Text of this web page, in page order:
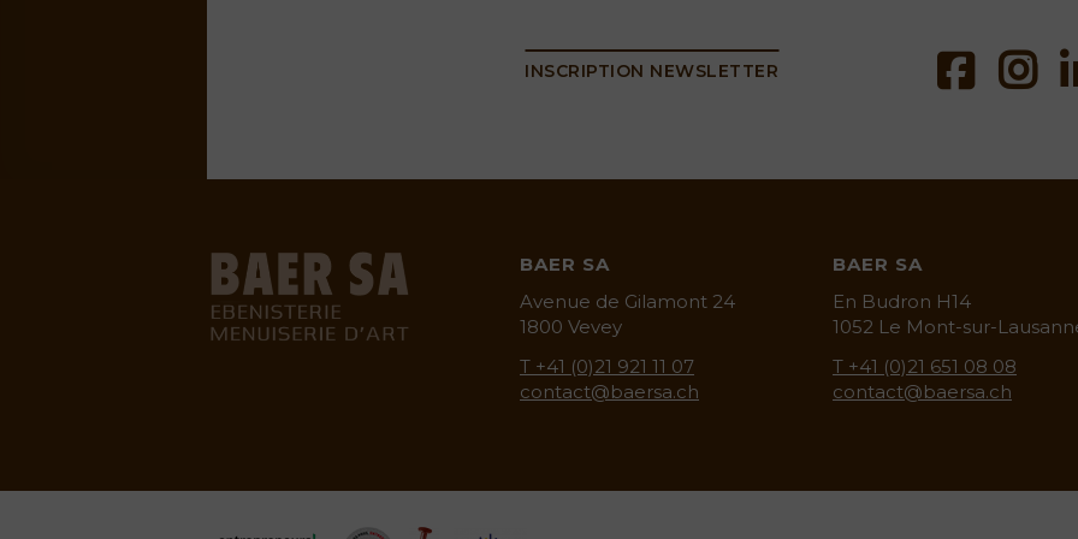
INSCRIPTION NEWSLETTER
baermenuiserie.ch
BAER SA
Avenue de Gilamont 24
1800 Vevey
T +41 (0)21 921 11 07
contact@baersa.ch
BAER SA
En Budron H14
1052 Le Mont-sur-
T +41 (0)21 651 08 08
contact@baersa.ch